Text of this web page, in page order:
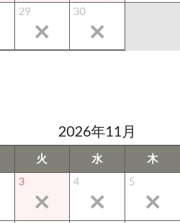
29 30
2026年11月
火 水 木
3 4 5